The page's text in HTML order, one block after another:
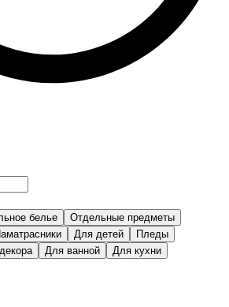
белье
Отдельные предметы
Для детей
Пледы
Для ванной
Для кухни